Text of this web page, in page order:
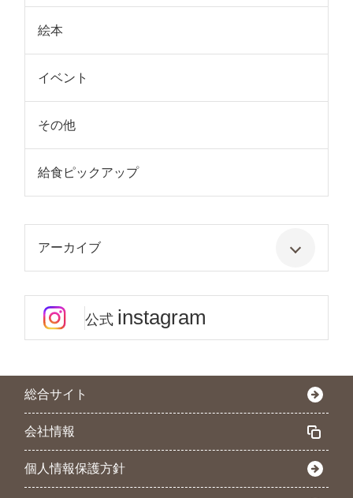
絵本
イベント
その他
給食ピックアップ
アーカイブ
公式 instagram
総合サイト
会社情報
個人情報保護方針